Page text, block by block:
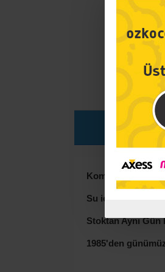
Kombi - Tesisat -
Su içerisinde
Stoktan Aynı Gün
1985'den